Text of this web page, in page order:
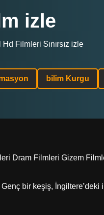
izle
Filmleri Sınırsız izle
bilim Kurgu
Dram Filmleri Gizem
bir keşiş, İngiltere’deki